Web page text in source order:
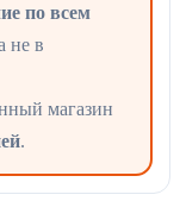
по всем
не в
магазин
.